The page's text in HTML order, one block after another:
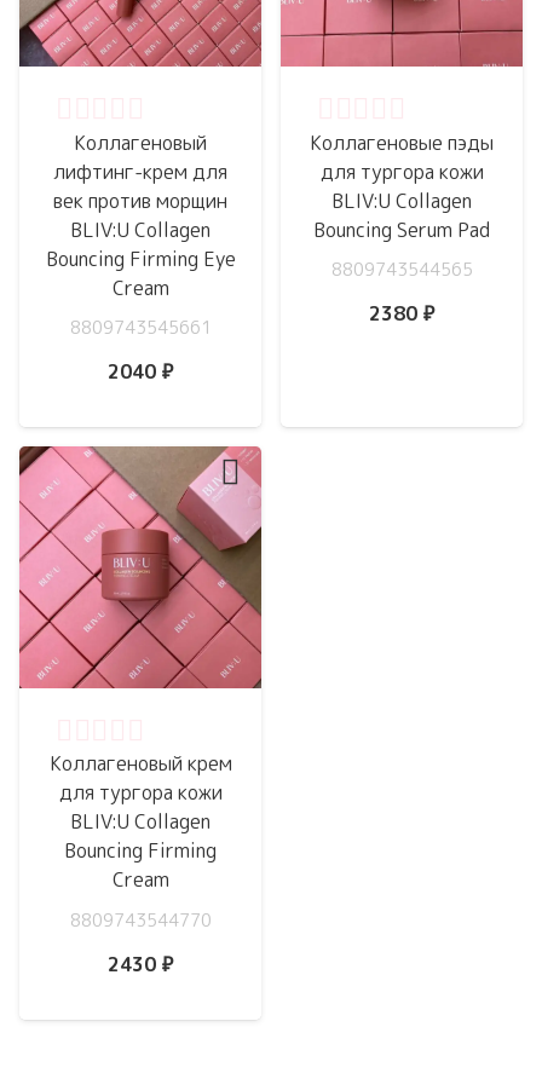
Коллагеновый
лифтинг-крем для
век против морщин
BLIV:U Collagen
Bouncing Firming Eye
Cream
8809743545661
2040 ₽
Коллагеновые пэды
для тургора кожи
BLIV:U Collagen
Bouncing Serum Pad
8809743544565
2380 ₽
Коллагеновый крем
для тургора кожи
BLIV:U Collagen
Bouncing Firming
Cream
8809743544770
2430 ₽